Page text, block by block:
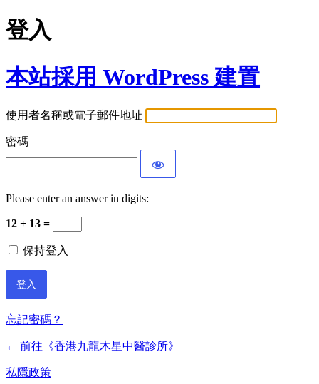
登入
本站採用 WordPress 建置
使用者名稱或電子郵件地址
密碼
Please enter an answer in digits:
12 + 13 =
保持登入
忘記密碼？
← 前往《香港九龍木星中醫診所》
私隱政策